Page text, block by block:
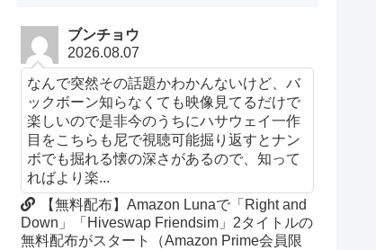
ブンチョウ
2026.08.07
なんで突然その話題かわかんないけど、バ
ックボーン知らなくても映像見てるだけで
楽しいので是非今のうちにハサウェイ一作
目をこちらも尼で視聴可能掘り返すとナン
ボでも掘れる懐の深さがあるので、知って
ればより楽...
【無料配布】Amazon Lunaで「Right and
Down」「Hiveswap Friendsim」2タイトルの
無料配布がスタート（Amazon Prime会員限